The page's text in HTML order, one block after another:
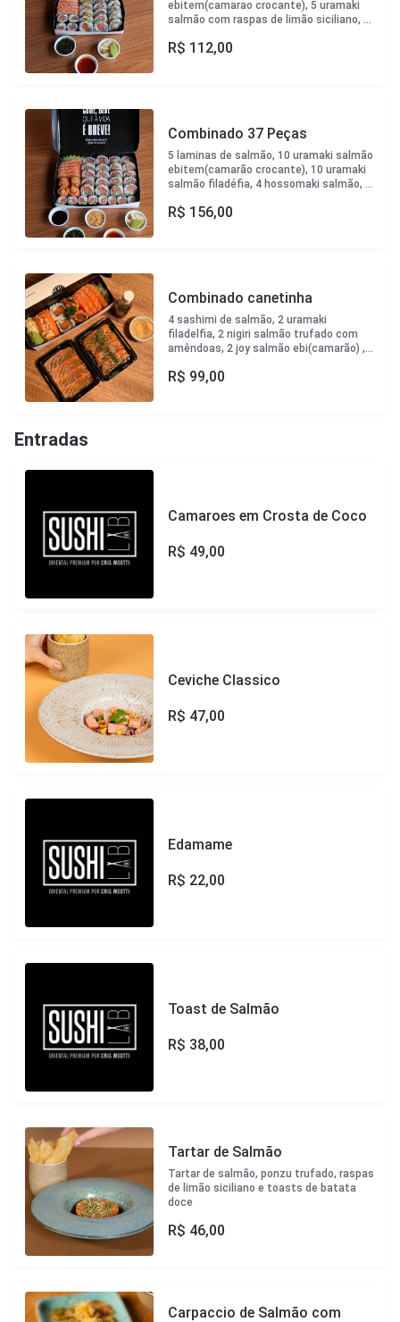
ebitem(camarao crocante), 5 uramaki
salmão com raspas de limão siciliano, 5
salmão.Acompanha tare, sweet chilli,
R$ 112,00
Combinado 37 Peças
5 laminas de salmão, 10 uramaki salmão
ebitem(camarão crocante), 10 uramaki
salmão filadéfia, 4 hossomaki salmão, 4
ebitem(camarão crocante). Acompanha
R$ 156,00
Combinado canetinha
4 sashimi de salmão, 2 uramaki
filadelfia, 2 nigiri salmão trufado com
amêndoas, 2 joy salmão ebi(camarão) , 4
com raspas de limão siciliano e flor de
R$ 99,00
Entradas
Camaroes em Crosta de Coco
R$ 49,00
Ceviche Classico
R$ 47,00
Edamame
R$ 22,00
Toast de Salmão
R$ 38,00
Tartar de Salmão
Tartar de salmão, ponzu trufado, raspas
de limão siciliano e toasts de batata
doce
R$ 46,00
Carpaccio de Salmão com